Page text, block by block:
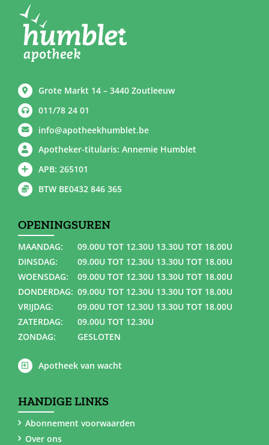
Grote Markt 14 – 3440 Zoutleeuw
011/78 24 01
info@apotheekhumblet.be
Apotheker-titularis: Annemie Humblet
APB: 265101
BTW BE0432 846 365
OPENINGSUREN
MAANDAG:
09.00U TOT 12.30U 13.30U TOT 18.00U
DINSDAG:
09.00U TOT 12.30U 13.30U TOT 18.00U
WOENSDAG:
09.00U TOT 12.30U 13.30U TOT 18.00U
DONDERDAG: 09.00U TOT 12.30U 13.30U TOT 18.00U
VRIJDAG:
09.00U TOT 12.30U 13.30U TOT 18.00U
ZATERDAG:
09.00U TOT 12.30U
ZONDAG:
GESLOTEN
Apotheek van wacht
HANDIGE LINKS
Abonnement voorwaarden
Over ons